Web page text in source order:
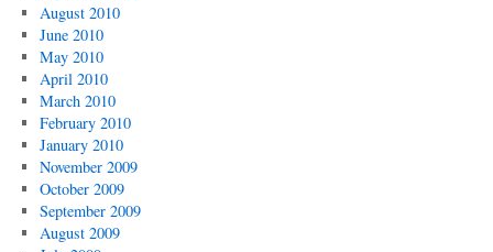
August 2010
June 2010
May 2010
April 2010
March 2010
February 2010
January 2010
November 2009
October 2009
September 2009
August 2009